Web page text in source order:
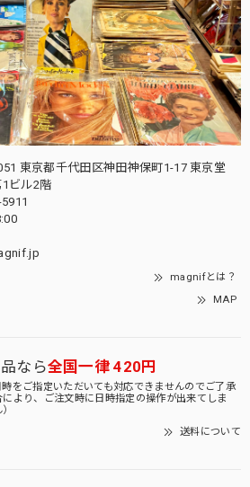
東京都千代田区神田神保町1-17 東京堂
ビル2階
magnifとは？
MAP
なら全国一律 420円
をご指定いただいても対応できませんのでご了承
より、ご注文時に日時指定の操作が出来てしま
送料について